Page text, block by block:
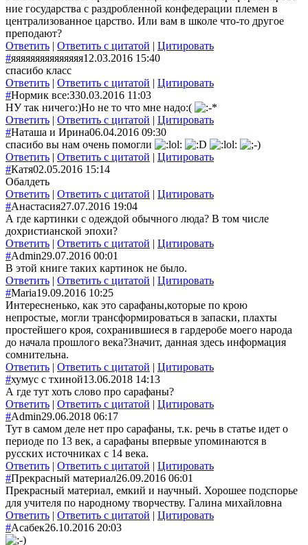
ние государства с раздробленной конфедерации племен в
централизованное царство. Или вам в школе что-то другое
преподают?
Ответить | Ответить с цитатой | Цитировать
#яяяяяяяяяяяяяяя12.03.2016 15:40
спасибо класс
Ответить | Ответить с цитатой | Цитировать
#Нормик все:З30.03.2016 11:03
НУ так ничего:)Но не то что мне надо:(
Ответить | Ответить с цитатой | Цитировать
#Наташа и Ирина06.04.2016 09:30
спасибо вы нам очень помогли
Ответить | Ответить с цитатой | Цитировать
#Катя02.05.2016 15:14
Обалдеть
Ответить | Ответить с цитатой | Цитировать
#Анастасия27.07.2016 19:04
А где картинки с одеждой обычного люда? В том числе
дохристианской эпохи?
Ответить | Ответить с цитатой | Цитировать
#Admin29.07.2016 00:01
В этой книге таких картинок не было.
Ответить | Ответить с цитатой | Цитировать
#Maria19.09.2016 10:25
Интересненько, как это сарафаны,которые по крою
непростые, могли трансформироваться в запаски, плахты
простейшего кроя, сохранившиеся в гардеробе моего народа
до начала прошлого века?Значит, данная здесь информация
сомнительна.
Ответить | Ответить с цитатой | Цитировать
#хумус с тхиной13.06.2018 14:13
А где тут хоть слово про сарафаны?
Ответить | Ответить с цитатой | Цитировать
#Admin29.06.2018 06:17
Тут в самом деле нет про сарафаны, т.к. речь в статье идет о
периоде по 13 век, а сарафаны впервые упоминаются в
русских источниках с 14 века.
Ответить | Ответить с цитатой | Цитировать
#Прекрасный материал26.09.2016 06:01
Прекрасный материал, емкий и научный. Хорошее подспорье
для учителя по народному творчеству. Галина михайловна
Ответить | Ответить с цитатой | Цитировать
#Асабек26.10.2016 20:03